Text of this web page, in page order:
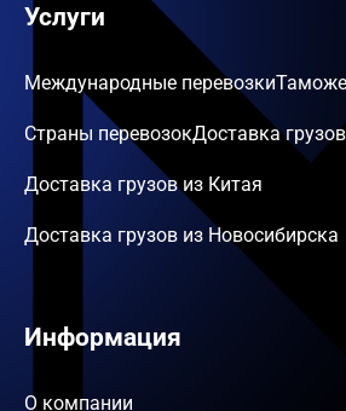
Услуги
Международные перевозки
Страны перевозокДоставка
Доставка грузов из Китая
Доставка грузов из Новосибирска
Информация
О компании